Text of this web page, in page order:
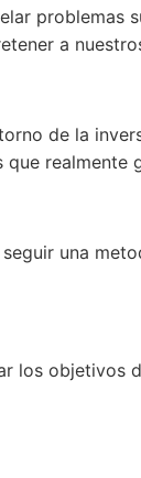
a
de la
una
los objetivos